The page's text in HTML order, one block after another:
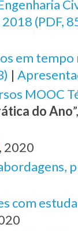
(PDF,
em
|
MOOC
do Ano
, 2020
com